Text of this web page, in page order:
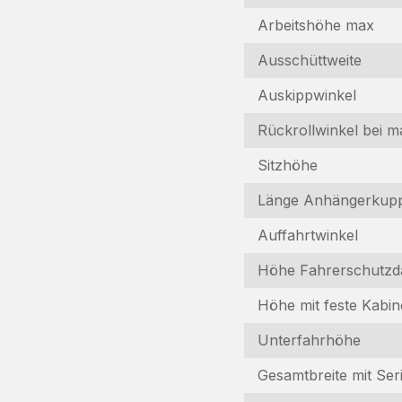
Arbeitshöhe max
Ausschüttweite
Auskippwinkel
Rückrollwinkel bei
Sitzhöhe
Länge
Auffahrtwinkel
Höhe
Höhe mit feste
Unterfahrhöhe
Gesamtbreite mit
E-